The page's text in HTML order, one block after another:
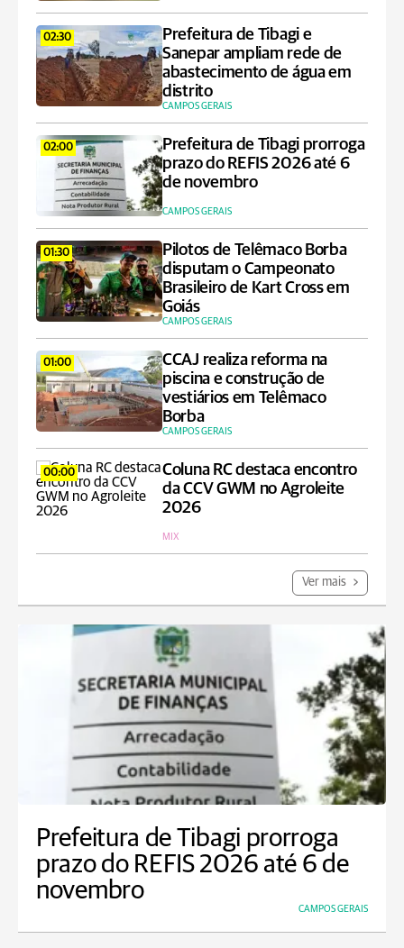
02:30
Prefeitura de Tibagi e
Sanepar ampliam rede de
abastecimento de água em
distrito
CAMPOS GERAIS
02:00
Prefeitura de Tibagi prorroga
prazo do REFIS 2026 até 6
de novembro
CAMPOS GERAIS
01:30
Pilotos de Telêmaco Borba
disputam o Campeonato
Brasileiro de Kart Cross em
Goiás
CAMPOS GERAIS
01:00
CCAJ realiza reforma na
piscina e construção de
vestiários em Telêmaco
Borba
CAMPOS GERAIS
00:00
Coluna RC destaca encontro
da CCV GWM no Agroleite
2026
MIX
Ver mais
Prefeitura de Tibagi prorroga
prazo do REFIS 2026 até 6 de
novembro
CAMPOS GERAIS